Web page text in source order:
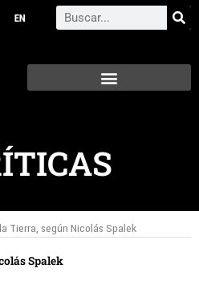
Search
Tierra, según Nicolás Spalek
Spalek